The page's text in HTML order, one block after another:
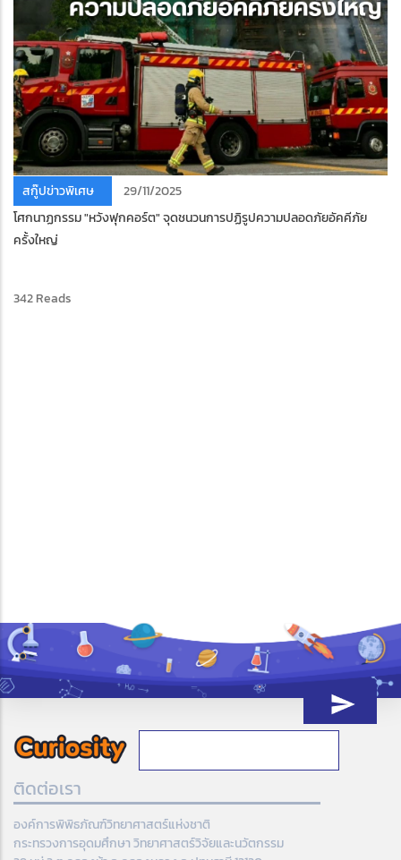
สกู๊ปข่าวพิเศษ
29/11/2025
โศกนาฏกรรม "หวังฟุกคอร์ต" จุดชนวนการปฏิรูปความปลอดภัยอัคคีภัย
ครั้งใหญ่
342 Reads
ติดต่อเรา
องค์การพิพิธภัณฑ์วิทยาศาสตร์แห่งชาติ
กระทรวงการอุดมศึกษา วิทยาศาสตร์วิจัยและนวัตกรรม